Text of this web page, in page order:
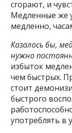
сгорают, и
Медленные же
медленно,
Казалось бы,
нужно
избыток
чем быстрых.
стоит
быстрого
употреблять в